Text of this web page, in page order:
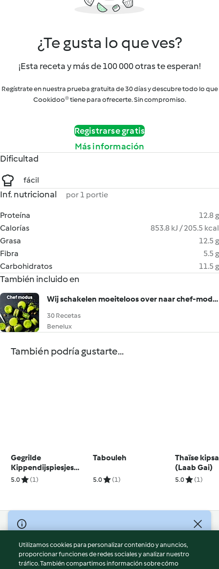
¿Te gusta lo que ves?
¡Esta receta y más de 100 000 otras te esperan!
Regístrate en nuestra prueba gratuita de 30 días y descubre todo lo que
Cookidoo® tiene para ofrecerte. Sin compromiso.
Registrarse gratis
Más información
Dificultad
fácil
Inf. nutricional por 1 portie
Proteína
12.8 g
Calorías
853.8 kJ / 205.5 kcal
Grasa
12.5 g
Fibra
5.5 g
Carbohidratos
11.5 g
También incluido en
Wij schakelen moeiteloos over naar chef-modus
30 Recetas
Benelux
También podría gustarte...
Gegrilde
Kippendijspiesjes
(Yakitori)
5.0 (1)
Tabouleh
5.0 (1)
Thaïse
(Laab Gai)
5.0 (1)
© Copyright 2026
Términos de uso
Política de privacidad
Utilizamos cookies para personalizar contenido y anuncios,
proporcionar funciones de redes sociales y analizar nuestro
tráfico. También compartimos información sobre cómo